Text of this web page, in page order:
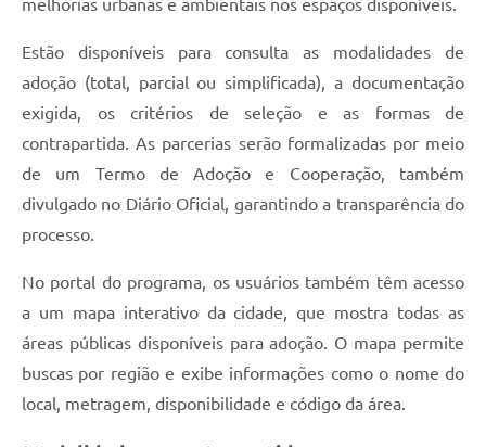
melhorias urbanas e ambientais nos espaços disponíveis.
Estão disponíveis para consulta as modalidades de
adoção (total, parcial ou simplificada), a documentação
exigida, os critérios de seleção e as formas de
contrapartida. As parcerias serão formalizadas por meio
de um Termo de Adoção e Cooperação, também
divulgado no Diário Oficial, garantindo a transparência do
processo.
No portal do programa, os usuários também têm acesso
a um mapa interativo da cidade, que mostra todas as
áreas públicas disponíveis para adoção. O mapa permite
buscas por região e exibe informações como o nome do
local, metragem, disponibilidade e código da área.